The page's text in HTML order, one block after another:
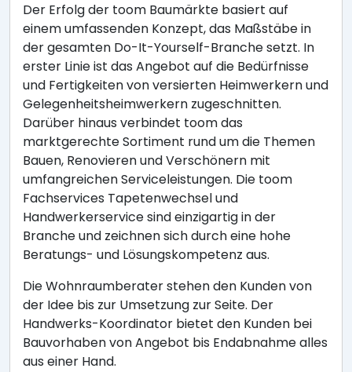
Der Erfolg der toom Baumärkte basiert auf
einem umfassenden Konzept, das Maßstäbe in
der gesamten Do-It-Yourself-Branche setzt. In
erster Linie ist das Angebot auf die Bedürfnisse
und Fertigkeiten von versierten Heimwerkern und
Gelegenheitsheimwerkern zugeschnitten.
Darüber hinaus verbindet toom das
marktgerechte Sortiment rund um die Themen
Bauen, Renovieren und Verschönern mit
umfangreichen Serviceleistungen. Die toom
Fachservices Tapetenwechsel und
Handwerkerservice sind einzigartig in der
Branche und zeichnen sich durch eine hohe
Beratungs- und Lösungskompetenz aus.
Die Wohnraumberater stehen den Kunden von
der Idee bis zur Umsetzung zur Seite. Der
Handwerks-Koordinator bietet den Kunden bei
Bauvorhaben von Angebot bis Endabnahme alles
aus einer Hand.